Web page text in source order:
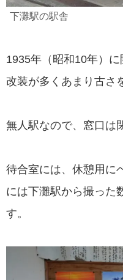
下灘駅の駅舎
1935年（昭和10年）に
改装が多くあまり古さ
無人駅なので、窓口は
待合室には、休憩用に
には下灘駅から撮った
す。